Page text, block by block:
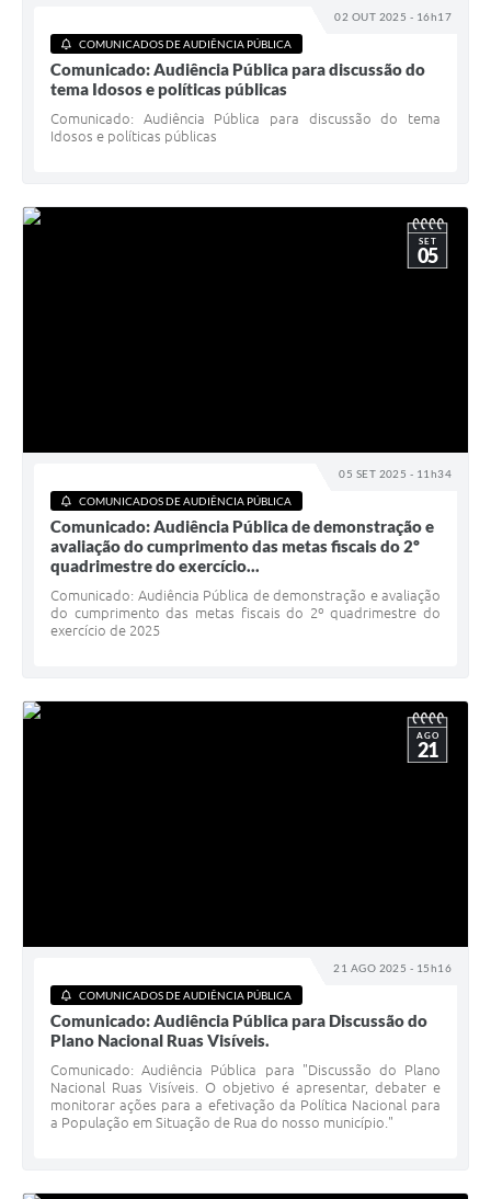
02 OUT 2025 - 16h17
COMUNICADOS DE AUDIÊNCIA PÚBLICA
Comunicado: Audiência Pública para discussão do
tema Idosos e políticas públicas
Comunicado: Audiência Pública para discussão do tema
Idosos e políticas públicas
05 SET 2025 - 11h34
SET
05
COMUNICADOS DE AUDIÊNCIA PÚBLICA
Comunicado: Audiência Pública de demonstração e
avaliação do cumprimento das metas fiscais do 2º
quadrimestre do exercício...
Comunicado: Audiência Pública de demonstração e avaliação
do cumprimento das metas fiscais do 2º quadrimestre do
exercício de 2025
21 AGO 2025 - 15h16
AGO
21
COMUNICADOS DE AUDIÊNCIA PÚBLICA
Comunicado: Audiência Pública para Discussão do
Plano Nacional Ruas Visíveis.
Comunicado: Audiência Pública para "Discussão do Plano
Nacional Ruas Visíveis. O objetivo é apresentar, debater e
monitorar ações para a efetivação da Política Nacional para
a População em Situação de Rua do nosso município."